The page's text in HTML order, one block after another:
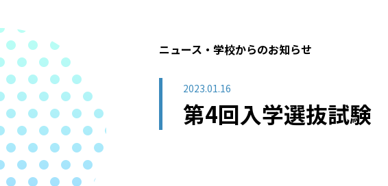
ニュース・学校からのお知らせ
2023.01.16
第4回入学選抜試験